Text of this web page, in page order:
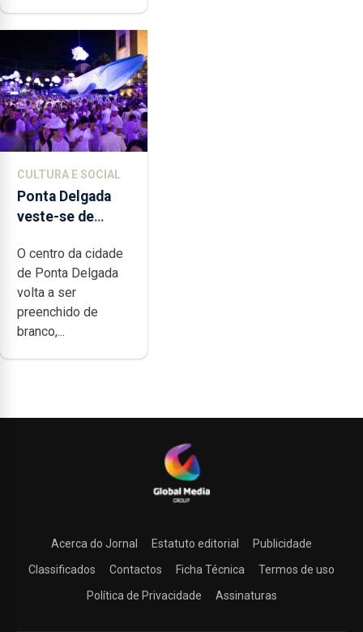
CULTURA E SOCIAL
Ponta Delgada
veste-se de
O centro da cidade
de Ponta Delgada
volta a ser
preenchido de
branco,...
Acerca do Jornal Estatuto editorial
Publicidade
Classificados
Contactos Ficha Técnica
Termos de uso
Política de Privacidade
Assinaturas